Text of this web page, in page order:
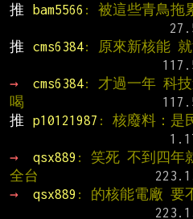
推
bam5566 : 被這些青鳥拖
推
cms6384: 原來新核能 就
→
cms6384: 才過一年 科技
喝
推
p10121987 : 核廢料：是
→
qsx889 : 笑死 不到四年
全台
→
qsx889 : 的核能電廠 要